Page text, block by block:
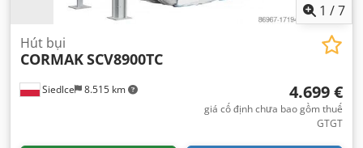
1 /7
Siedlce 8.515 km
Hút bụi
CORMAKSCV8900TC
4.699 €
giá cố định chưa bao gồm thuế
GTGT